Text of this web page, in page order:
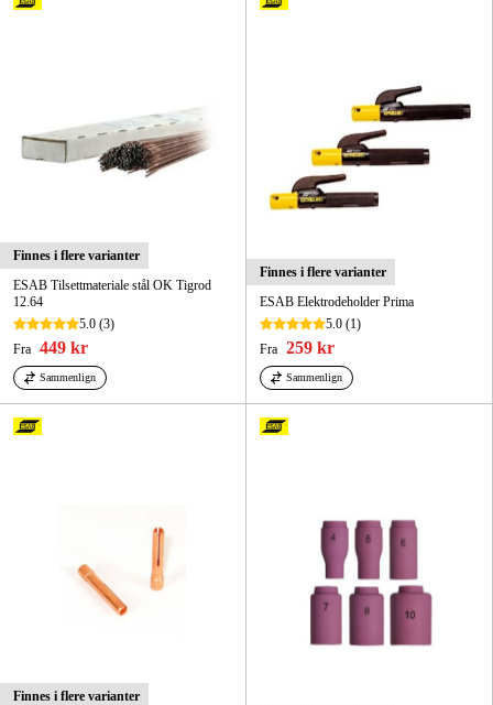
Finnes i flere varianter
ESAB Tilsettmateriale stål OK Tigrod
12.64
5.0 (3)
Fra 449 kr
Sammenlign
Finnes i flere varianter
ESAB Elektrodeholder Prima
5.0 (1)
Fra 259 kr
Sammenlign
Finnes i flere varianter